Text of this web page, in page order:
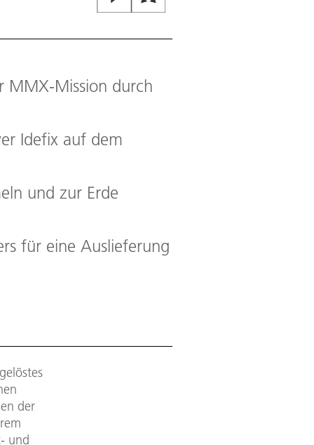
MMX-Mission durch
Idefix auf dem
und zur Erde
für eine Auslieferung
der
und